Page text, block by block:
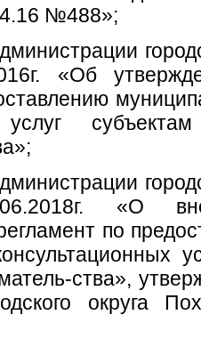
№488»;
«Об
услуг
«О
по
ства»,
округа